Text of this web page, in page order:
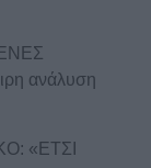
ανάλυση
«ΕΤΣΙ